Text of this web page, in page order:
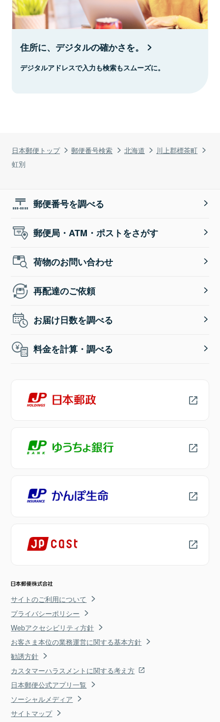
日本郵便トップ 郵便番号検索 北海道
川上郡標茶町
虹別
住所に、デジタルの確かさを。
デジタルアドレスで入力も検索もスムーズに。
郵便番号を調べる
郵便局・ATM・ポストをさがす
荷物のお問い合わせ
再配達のご依頼
お届け日数を調べる
料金を計算・調べる
サイトのご利用について
プライバシーポリシー
Webアクセシビリティ方針
お客さま本位の業務運営に関する基本方針
勧誘方針
カスタマーハラスメントに関する考え方
日本郵便公式アプリ一覧
ソーシャルメディア
サイトマップ